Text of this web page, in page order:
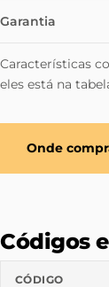
Garantia
Características
eles está na
Onde
Códigos
CÓDIGO